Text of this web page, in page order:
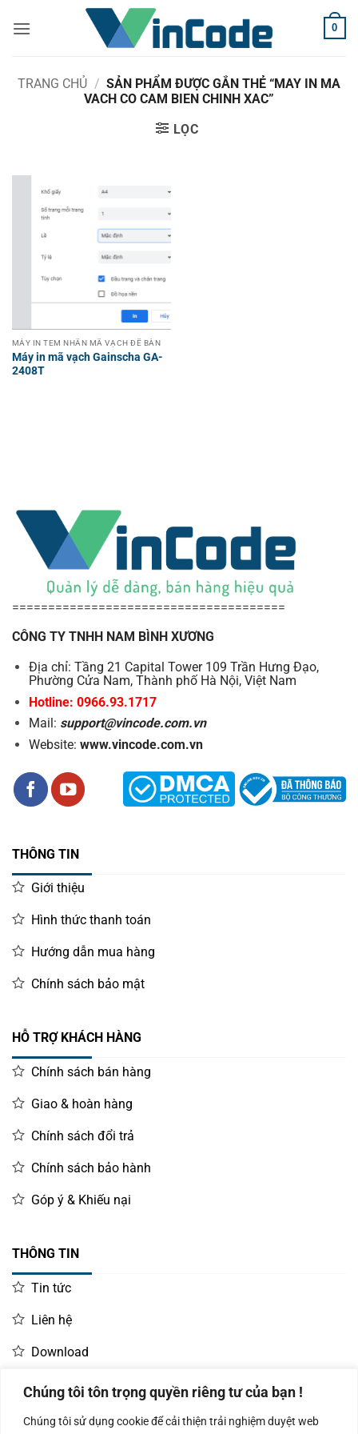
Chúng tôi tôn trọng quyền riêng tư của bạn !
Chúng tôi sử dụng cookie để cải thiện trải nghiệm duyệt web
qua
0
TRANG CHỦ / SẢN PHẨM ĐƯỢC GẮN THẺ “MAY IN MA
VACH CO CAM BIEN CHINH XAC”
LỌC
MÁY IN TEM NHÃN MÃ VẠCH ĐỂ BÀN
Máy in mã vạch Gainscha GA-
2408T
======================================
CÔNG TY TNHH NAM BÌNH XƯƠNG
Địa chỉ: Tầng 21 Capital Tower 109 Trần Hưng Đạo,
Phường Cửa Nam, Thành phố Hà Nội, Việt Nam
Hotline: 0966.93.1717
Mail: support@vincode.com.vn
Website: www.vincode.com.vn
THÔNG TIN
Giới thiệu
Hình thức thanh toán
Hướng dẫn mua hàng
Chính sách bảo mật
HỖ TRỢ KHÁCH HÀNG
Chính sách bán hàng
Giao & hoàn hàng
Chính sách đổi trả
Chính sách bảo hành
Góp ý & Khiếu nại
THÔNG TIN
Tin tức
Liên hệ
Download
LIÊN HỆ MUA HÀNG